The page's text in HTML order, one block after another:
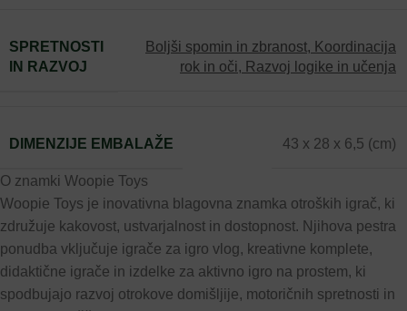
SPRETNOSTI
IN RAZVOJ
Boljši spomin in zbranost, Koordinacija
rok in oči, Razvoj logike in učenja
DIMENZIJE EMBALAŽE 43 x 28 x 6,5 (cm)
O znamki Woopie Toys
Woopie Toys je inovativna blagovna znamka otroških igrač, ki
združuje kakovost, ustvarjalnost in dostopnost. Njihova pestra
ponudba vključuje igrače za igro vlog, kreativne komplete,
didaktične igrače in izdelke za aktivno igro na prostem, ki
spodbujajo razvoj otrokove domišljije, motoričnih spretnosti in